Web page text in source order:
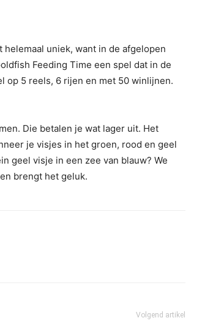
uniek, want in de afgelopen
Feeding Time een spel dat in de
op 5 reels, 6 rijen en met 50 winlijnen.
Die betalen je wat lager uit. Het
je visjes in het groen, rood en geel
geel visje in een zee van blauw? We
brengt het geluk.
Volgend artikel